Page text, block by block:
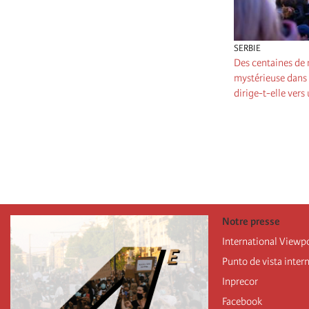
SERBIE
Des centaines
mystérieuse
dirige-t-elle vers
Notre presse
International
Punto de vista
Inprecor
Facebook